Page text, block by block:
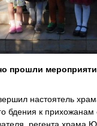
прошли
настоятель
бдения к прихожанам